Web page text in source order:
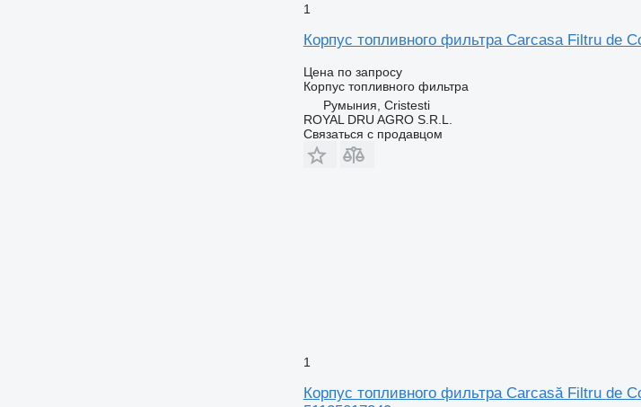
1
Корпус топливного фильтра Carcasa Filtru de
Цена по запросу
Корпус топливного фильтра
Румыния, Cristesti
ROYAL DRU AGRO S.R.L.
Связаться с продавцом
1
Корпус топливного фильтра Carcasă Filtru de